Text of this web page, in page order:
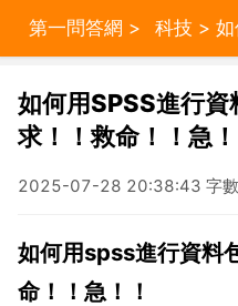
第一問答網 > 科技 >
如何用SPSS進行
求！！救命！！急
2025-07-28 20:38:43 字
如何用spss進行資料
命！！急！！